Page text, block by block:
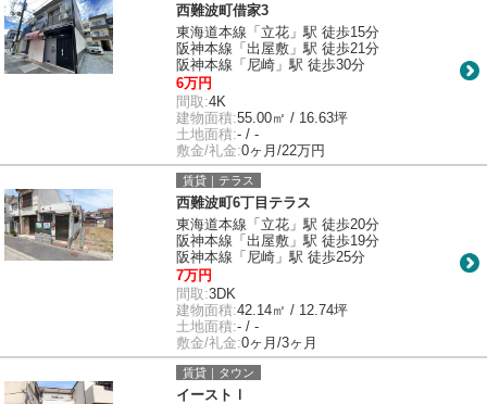
西難波町借家3
東海道本線「立花」駅 徒歩15分
阪神本線「出屋敷」駅 徒歩21分
阪神本線「尼崎」駅 徒歩30分
6万円
間取:4K
建物面積:55.00㎡ / 16.63坪
土地面積:- / -
敷金/礼金:0ヶ月/22万円
賃貸｜テラス
西難波町6丁目テラス
東海道本線「立花」駅 徒歩20分
阪神本線「出屋敷」駅 徒歩19分
阪神本線「尼崎」駅 徒歩25分
7万円
間取:3DK
建物面積:42.14㎡ / 12.74坪
土地面積:- / -
敷金/礼金:0ヶ月/3ヶ月
賃貸｜タウン
イーストⅠ